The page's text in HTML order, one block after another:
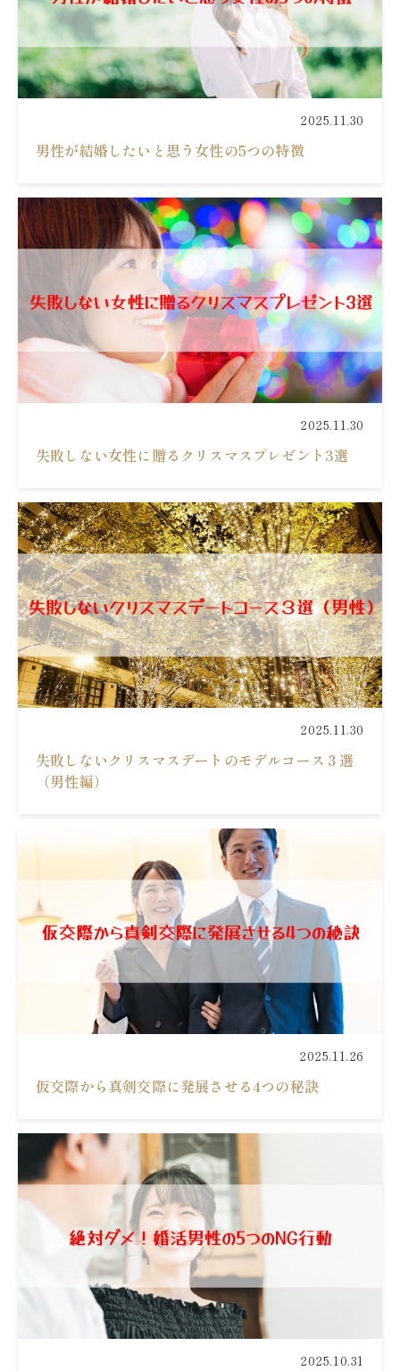
2025.11.30
男性が結婚したいと思う女性の5つの特徴
2025.11.30
失敗しない女性に贈るクリスマスプレゼント3選
2025.11.30
失敗しないクリスマスデートのモデルコース３選
（男性編）
2025.11.26
仮交際から真剣交際に発展させる4つの秘訣
2025.10.31